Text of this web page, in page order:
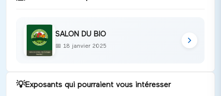
SALON DU BIO
📅 18 janvier 2025
💡Exposants qui pourraient vous intéresser